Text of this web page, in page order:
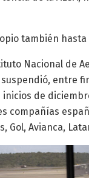
también hasta
Nacional de
suspendió, entre
de
compañías
Gol, Avianca,